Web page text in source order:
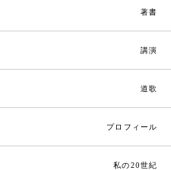
著書
講演
道歌
プロフィール
私の20世紀